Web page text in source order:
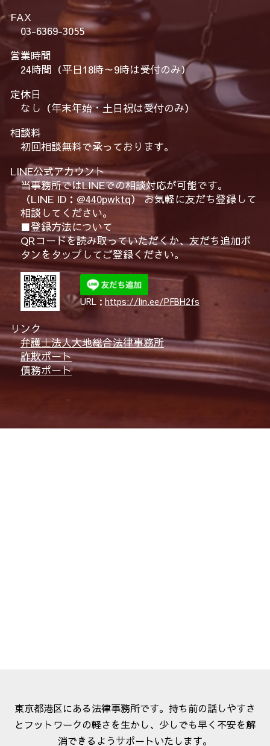
FAX
03-6369-3055
営業時間
24時間（平日18時～9時は受付のみ）
定休日
なし（年末年始・土日祝は受付のみ）
相談料
初回相談無料で承っております。
LINE公式アカウント
当事務所ではLINEでの相談対応が可能です。
（LINE ID： @440pwktq） お気軽に友だち登録して
相談してください。
■登録方法について
QRコードを読み取っていただくか、友だち追加ボ
タンをタップしてご登録ください。
URL： https://lin.ee/PFBH2fs
リンク
弁護士法人大地総合法律事務所
詐欺ポート
債務ポート
東京都港区にある法律事務所です。持ち前の話しやすさ
とフットワークの軽さを生かし、少しでも早く不安を解
消できるようサポートいたします。